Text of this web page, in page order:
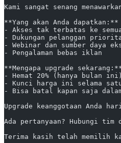
Kami sangat senang
**Yang akan Anda dapatkan:**
- Akses tak terbatas ke
- Dukungan pelanggan
- Webinar dan sumber daya
- Pengalaman bebas iklan
**Mengapa upgrade
- Hemat 20% (hanya bulan ini)
- Kunci harga ini selama
- Bisa batal kapan saja
Upgrade keanggotaan
Ada pertanyaan? Hubungi tim
Terima kasih telah memilih